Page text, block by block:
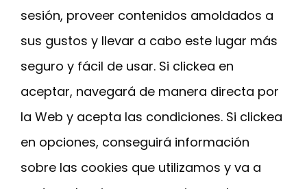
sesión, proveer contenidos amoldados a
sus gustos y llevar a cabo este lugar más
seguro y fácil de usar. Si clickea en
aceptar, navegará de manera directa por
la Web y acepta las condiciones. Si clickea
en opciones, conseguirá información
sobre las cookies que utilizamos y va a